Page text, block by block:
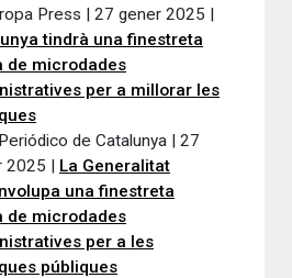
Press | 27 gener 2025 |
tindrà una finestreta
de microdades
per a millorar les
de Catalunya | 27
2025 | La Generalitat
una finestreta
de microdades
per a les
públiques